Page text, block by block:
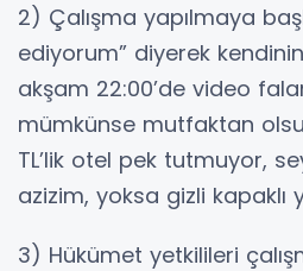
2) Çalışma yapılmaya
ediyorum” diyerek
akşam 22:00’de video
mümkünse mutfaktan
TL’lik otel pek tutmuyor,
azizim, yoksa gizli kapaklı
3) Hükümet yetkilileri